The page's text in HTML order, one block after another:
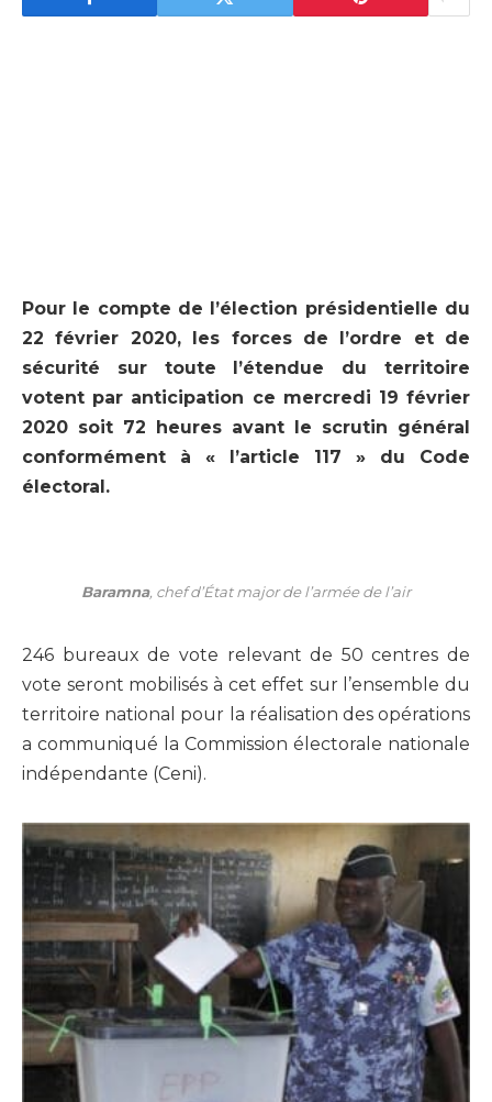
Pour le compte de l’élection présidentielle du
22 février 2020, les forces de l’ordre et de
sécurité sur toute l’étendue du territoire
votent par anticipation ce mercredi 19 février
2020 soit 72 heures avant le scrutin général
conformément à « l’article 117 » du Code
électoral.
Baramna, chef d’État major de l’armée de l’air
246 bureaux de vote relevant de 50 centres de
vote seront mobilisés à cet effet sur l’ensemble du
territoire national pour la réalisation des opérations
a communiqué la Commission électorale nationale
indépendante (Ceni).